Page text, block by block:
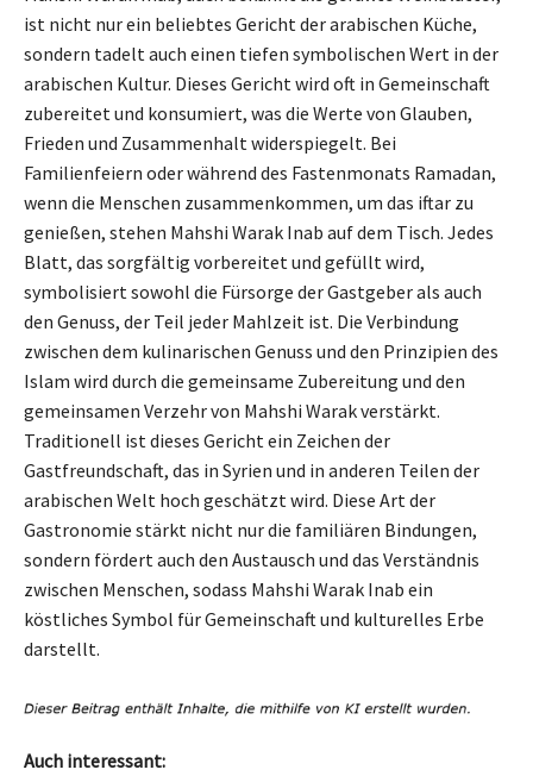
ist nicht nur ein beliebtes Gericht der arabischen Küche,
sondern tadelt auch einen tiefen symbolischen Wert in der
arabischen Kultur. Dieses Gericht wird oft in Gemeinschaft
zubereitet und konsumiert, was die Werte von Glauben,
Frieden und Zusammenhalt widerspiegelt. Bei
Familienfeiern oder während des Fastenmonats Ramadan,
wenn die Menschen zusammenkommen, um das iftar zu
genießen, stehen Mahshi Warak Inab auf dem Tisch. Jedes
Blatt, das sorgfältig vorbereitet und gefüllt wird,
symbolisiert sowohl die Fürsorge der Gastgeber als auch
den Genuss, der Teil jeder Mahlzeit ist. Die Verbindung
zwischen dem kulinarischen Genuss und den Prinzipien des
Islam wird durch die gemeinsame Zubereitung und den
gemeinsamen Verzehr von Mahshi Warak verstärkt.
Traditionell ist dieses Gericht ein Zeichen der
Gastfreundschaft, das in Syrien und in anderen Teilen der
arabischen Welt hoch geschätzt wird. Diese Art der
Gastronomie stärkt nicht nur die familiären Bindungen,
sondern fördert auch den Austausch und das Verständnis
zwischen Menschen, sodass Mahshi Warak Inab ein
köstliches Symbol für Gemeinschaft und kulturelles Erbe
darstellt.
Auch interessant: